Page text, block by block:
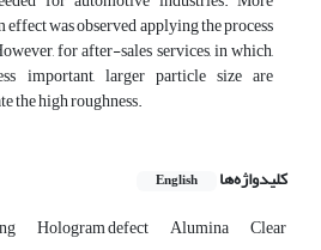
was observed applying the process
for after-sales services, in which,
important, larger particle size are
the high roughness.
کلیدواژه‌ها English
Hologram defect Alumina Clear